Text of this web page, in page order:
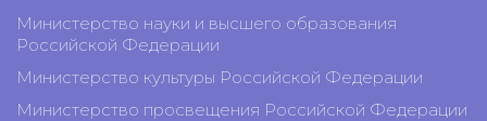
Министерство науки и высшего образования
Российской Федерации
Министерство культуры Российской Федерации
Министерство просвещения Российской Федерации